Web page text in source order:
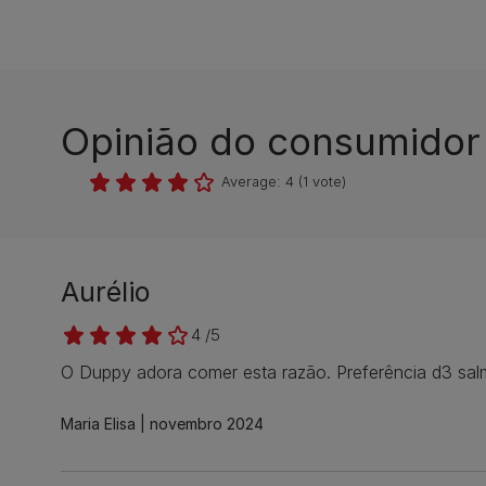
Opinião do consumidor​
Average: 4 (1 vote)
Aurélio
4 /5
O Duppy adora comer esta razão. Preferência d3
Maria Elisa novembro 2024